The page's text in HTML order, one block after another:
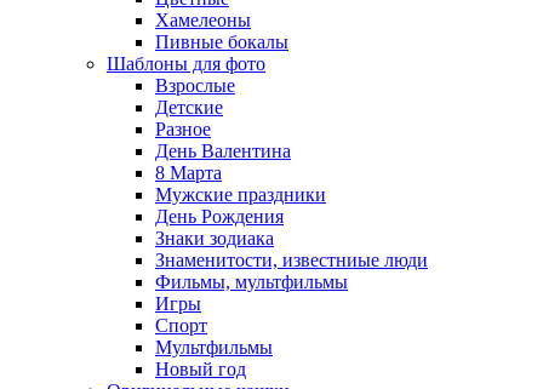
Хамелеоны
Пивные бокалы
Шаблоны для фото
Взрослые
Детские
Разное
День Валентина
8 Марта
Мужские праздники
День Рождения
Знаки зодиака
Знаменитости, известниые люди
Фильмы, мультфильмы
Игры
Спорт
Мультфильмы
Новый год